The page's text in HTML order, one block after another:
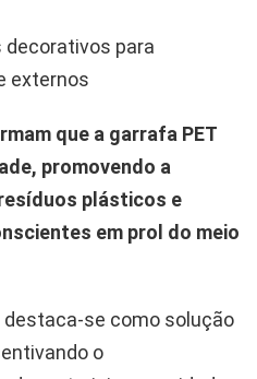
decorativos para
externos
que a garrafa PET
promovendo a
plásticos e
em prol do meio
destaca-se como solução
o